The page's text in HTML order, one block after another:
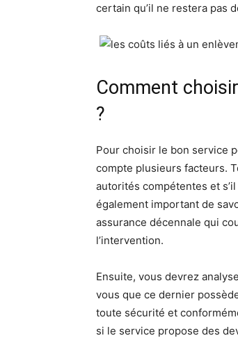
certain qu’il ne restera pas
Comment
?
Pour choisir le bon service
compte plusieurs facteurs.
autorités compétentes et
également important de
assurance décennale qui
l’intervention.
Ensuite, vous devrez
vous que ce dernier
toute sécurité et
si le service propose des